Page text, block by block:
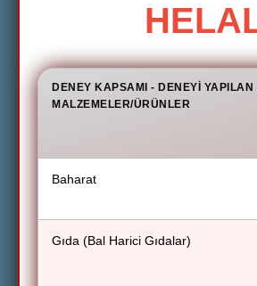
DENEY KAPSAMI - DENEYI YAPILAN
MALZEMELER/ÜRÜNLER
Baharat
Gıda (Bal Harici Gıdalar)